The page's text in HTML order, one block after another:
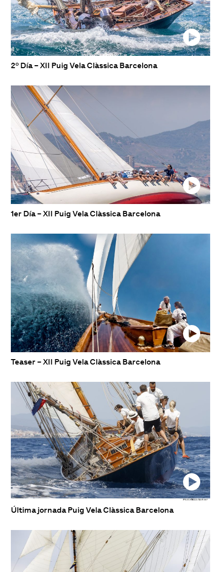
2º Día – XII Puig Vela Clàssica Barcelona
1er Día – XII Puig Vela Clàssica Barcelona
Teaser – XII Puig Vela Clàssica Barcelona
Última jornada Puig Vela Clàssica Barcelona